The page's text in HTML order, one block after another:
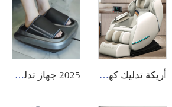
أريكة تدليك كهربائية صحية، أريكة تدليك ذكية بعجن وتدليك شياتسو، كرسي تدليك القدمين بتصميم جديد، كرسي تدليك فاخر بجودة عالية 2025 جهاز تدليك القدم الكهربائي من مصنع تشيجيانغ، بالجملة، مع خاصية الاهتزاز وتحفيز التصريف الليمفاوي